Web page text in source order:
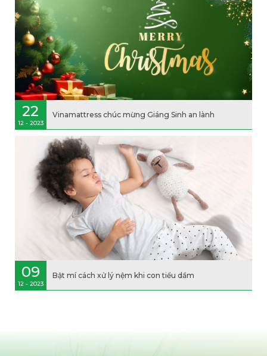
22
12 - 2023
Vinamattress chúc mừng Giáng Sinh an lành
09
12 - 2023
Bật mí cách xử lý nệm khi con tiểu dầm